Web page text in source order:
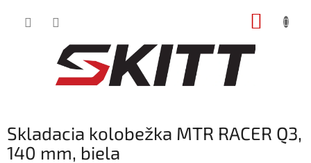
Skladacia kolobežka MTR RACER Q3,
140 mm, biela